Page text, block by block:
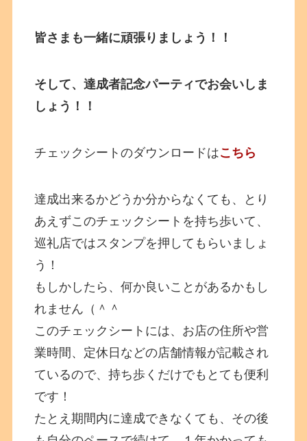
皆さまも一緒に頑張りましょう！！
そして、達成者記念パーティでお会いしま
しょう！！
チェックシートのダウンロードはこちら
達成出来るかどうか分からなくても、とり
あえずこのチェックシートを持ち歩いて、
巡礼店ではスタンプを押してもらいましょ
う！
もしかしたら、何か良いことがあるかもし
れません（＾＾
このチェックシートには、お店の住所や営
業時間、定休日などの店舗情報が記載され
ているので、持ち歩くだけでもとても便利
です！
たとえ期間内に達成できなくても、その後